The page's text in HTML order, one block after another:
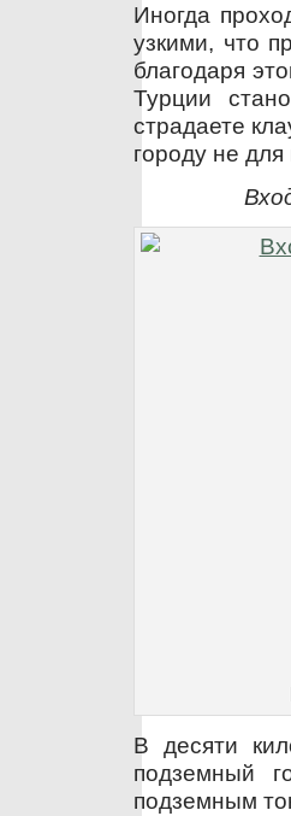
Иногда
узкими, что
благодаря
Турции
страдаете
городу не для
В десяти
подземный
подземным